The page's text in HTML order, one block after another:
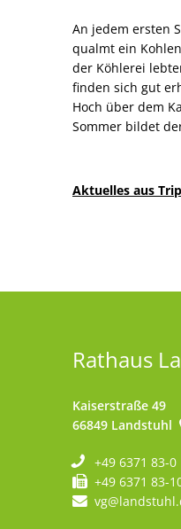
An jedem ersten
qualmt ein
der Köhlerei
finden sich gut
Hoch über dem
Sommer bildet
Aktuelles aus
Rathaus
Kaiserstraße 49
66849 Landstuhl
+49 6371 83-0
+49 6371 83-